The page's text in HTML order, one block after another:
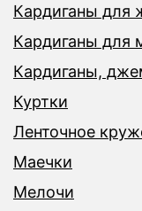
Кардиганы для
Кардиганы для
Кардиганы,
Куртки
Ленточное
Маечки
Мелочи